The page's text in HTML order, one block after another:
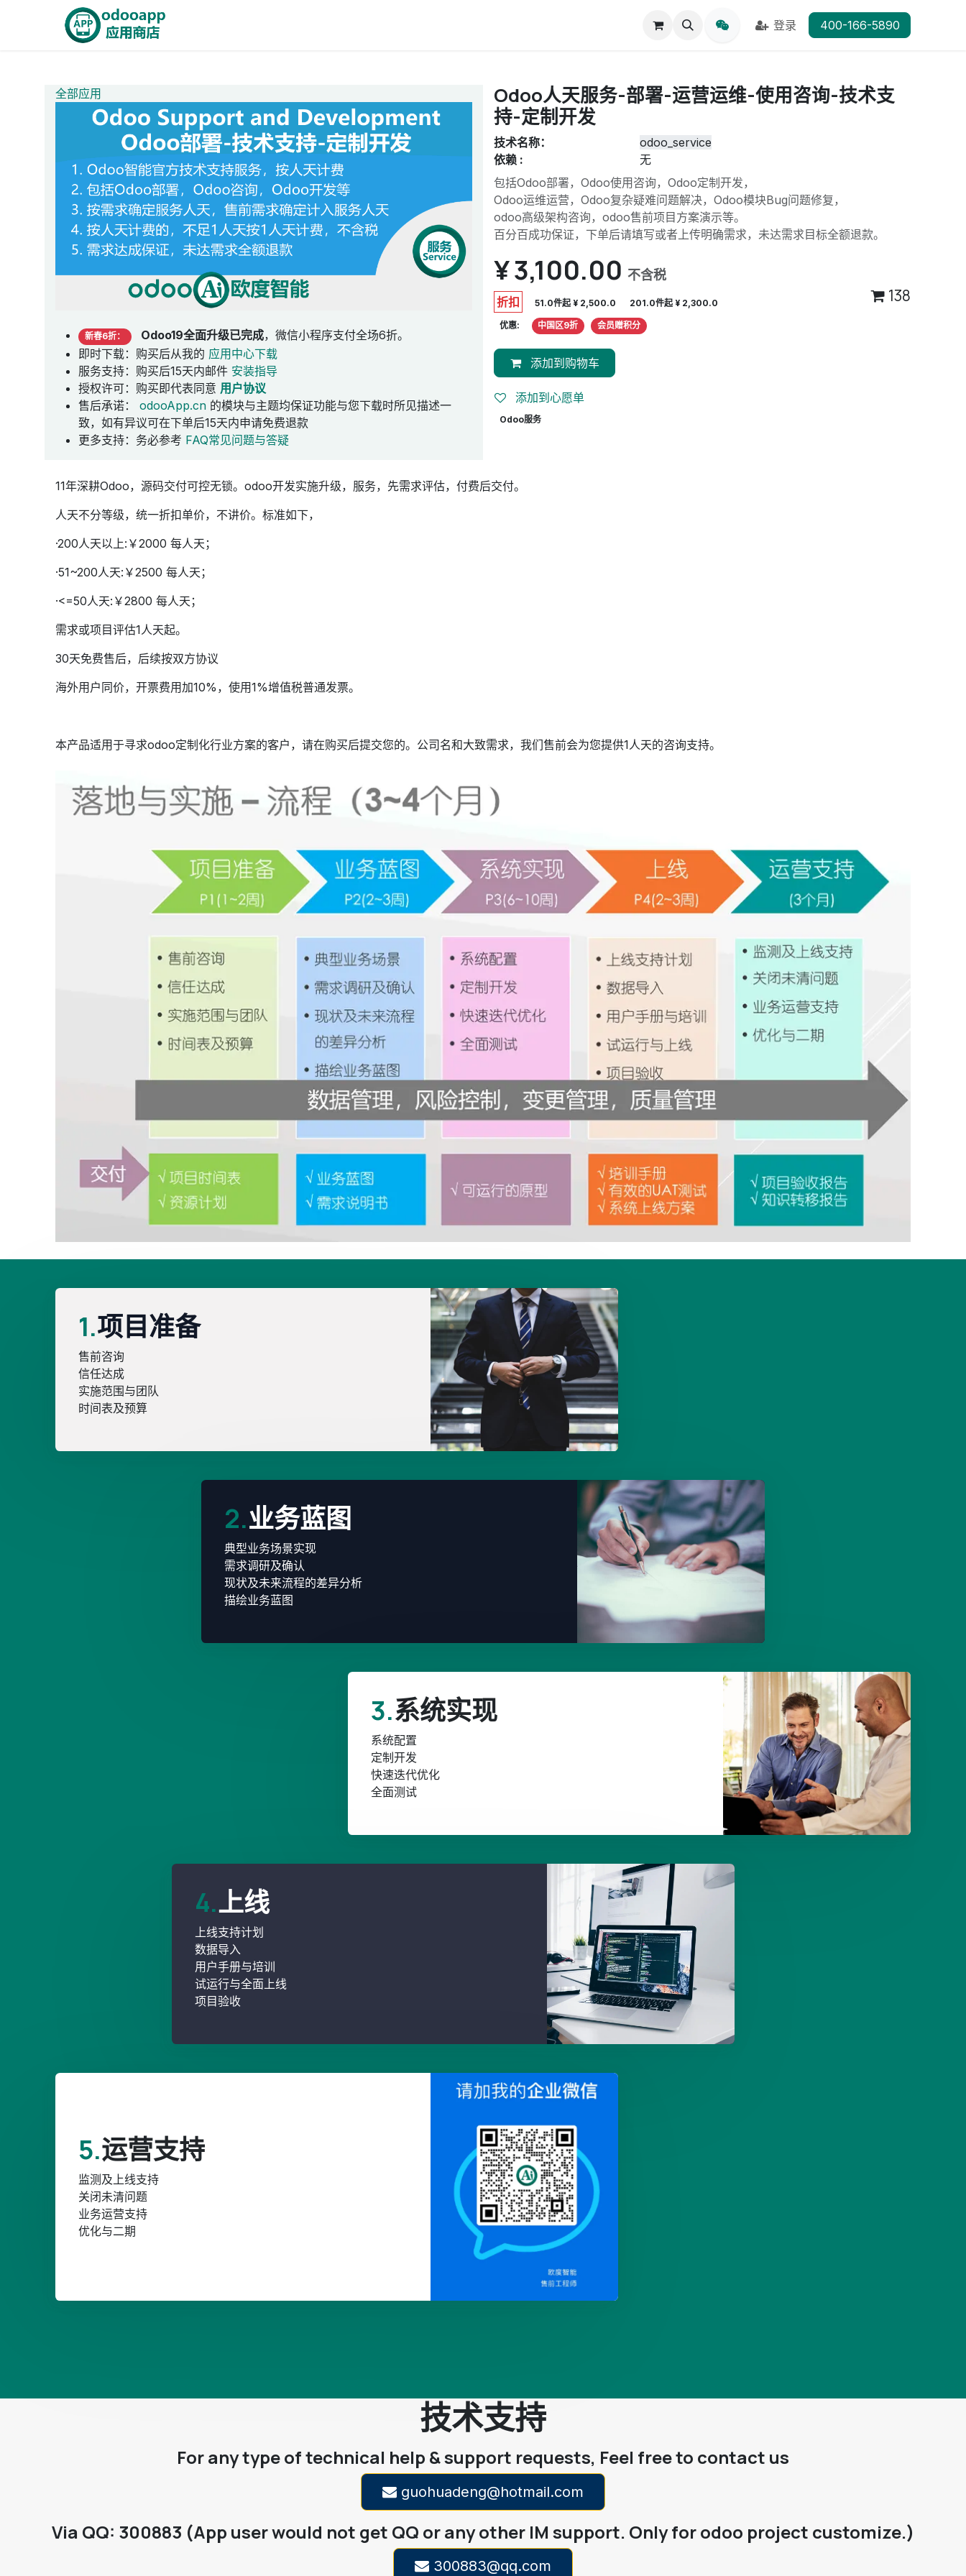
登录 400-166-5890
全部应用
新春6折： Odoo19全面升级已完成，微信小程序支付全场6折。
即时下载：购买后从我的 应用中心下载
服务支持：购买后15天内邮件 安装指导
授权许可：购买即代表同意 用户协议
售后承诺： odooApp.cn 的模块与主题均保证功能与您下载时所见描述一
致，如有异议可在下单后15天内申请免费退款
更多支持：务必参考 FAQ常见问题与答疑
Odoo人天服务-部署-运营运维-使用咨询-技术支
持-定制开发
技术名称：
odoo_service
依赖 :
无
包括Odoo部署，Odoo使用咨询，Odoo定制开发，
Odoo运维运营，Odoo复杂疑难问题解决，Odoo模块Bug问题修复，
odoo高级架构咨询，odoo售前项目方案演示等。
百分百成功保证，下单后请填写或者上传明确需求，未达需求目标全额退款。
¥3,100.00 不含税
折扣 51.0件起 ¥ 2,500.0 201.0件起 ¥ 2,300.0
优惠: 中国区9折 会员赠积分
138
添加到购物车
添加到心愿单
Odoo服务
11年深耕Odoo，源码交付可控无锁。odoo开发实施升级，服务，先需求评估，付费后交付。
人天不分等级，统一折扣单价，不讲价。标准如下，
·200人天以上:￥2000 每人天；
·51~200人天:￥2500 每人天；
·<=50人天:￥2800 每人天；
需求或项目评估1人天起。
30天免费售后，后续按双方协议
海外用户同价，开票费用加10%，使用1%增值税普通发票。
本产品适用于寻求odoo定制化行业方案的客户，请在购买后提交您的。公司名和大致需求，我们售前会为您提供1人天的咨询支持。
1.项目准备
售前咨询
信任达成
实施范围与团队
时间表及预算
2.业务蓝图
典型业务场景实现
需求调研及确认
现状及未来流程的差异分析
描绘业务蓝图
3.系统实现
系统配置
定制开发
快速迭代优化
全面测试
4.上线
上线支持计划
数据导入
用户手册与培训
试运行与全面上线
项目验收
5.运营支持
监测及上线支持
关闭未清问题
业务运营支持
优化与二期
技术支持
For any type of technical help & support requests, Feel free to contact us
guohuadeng@hotmail.com
Via QQ: 300883 (App user would not get QQ or any other IM support. Only for odoo project customize.)
300883@qq.com